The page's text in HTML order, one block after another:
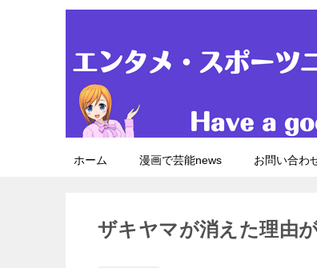
ホーム 漫画で芸能news お問い合わ
ザキヤマが消えた理由